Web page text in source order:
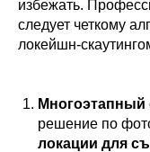
избежать.
следует четкому
локейшн-
Многоэтапный
решение по
локации для